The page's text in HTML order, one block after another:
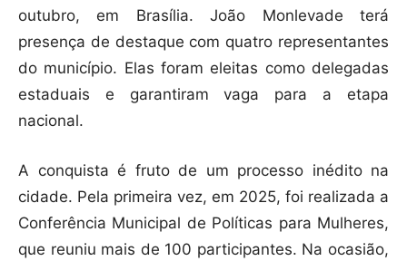
outubro, em Brasília. João Monlevade terá
presença de destaque com quatro representantes
do município. Elas foram eleitas como delegadas
estaduais e garantiram vaga para a etapa
nacional.
A conquista é fruto de um processo inédito na
cidade. Pela primeira vez, em 2025, foi realizada a
Conferência Municipal de Políticas para Mulheres,
que reuniu mais de 100 participantes. Na ocasião,